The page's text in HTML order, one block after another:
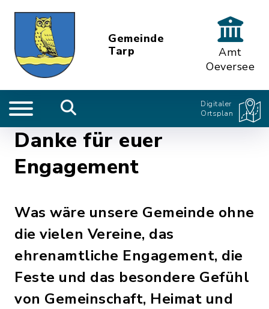
Gemeinde
Tarp
Amt
Oeversee
Digitaler
Ortsplan
Danke für euer
Engagement
Was wäre unsere Gemeinde ohne
die vielen Vereine, das
ehrenamtliche Engagement, die
Feste und das besondere Gefühl
von Gemeinschaft, Heimat und